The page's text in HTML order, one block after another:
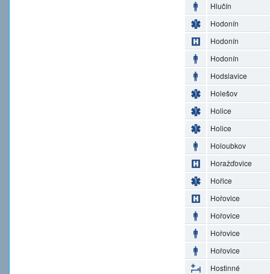
Hlučín
Hodonín
Hodonín
Hodonín
Hodslavice
Holešov
Holice
Holice
Holoubkov
Horažďovice
Hořice
Hořovice
Hořovice
Hořovice
Hořovice
Hostinné